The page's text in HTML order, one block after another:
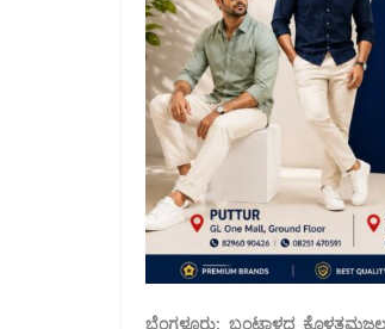
ಬೆಂಗಳೂರು: ಬಂಟ್ವಾಳದ